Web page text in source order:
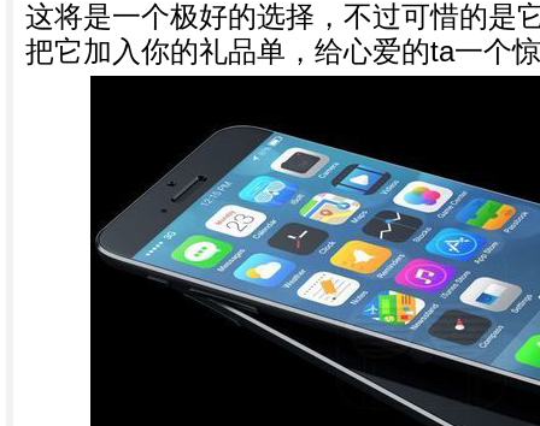
这将是一个极好的选择，不过可惜的是
把它加入你的礼品单，给心爱的ta一个